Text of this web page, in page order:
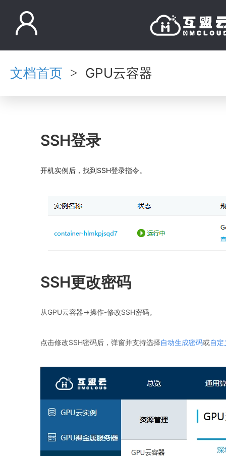
文档首页 > GPU云容器
SSH登录
开机实例后，找到SSH登录指令。
SSH更改密码
从GPU云容器->操作-修改SSH密码。
点击修改SSH密码后，弹窗并支持选择自动生成密码或自